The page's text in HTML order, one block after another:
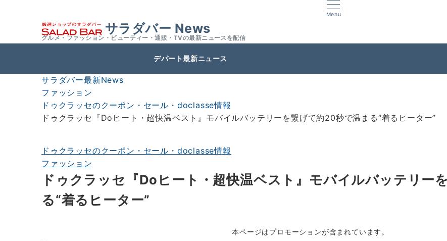
Menu
サラダバー News
グルメ・ファッション・ビューティー・通販・TVの最新ニュースを配信
デパート最新ニュース
サラダバー最新News
ファッション
ドゥクラッセのクーポン・セール・doclasse情報
ドゥクラッセ『Doヒート・超快温ベスト』モバイルバッテリーを繋げて約20秒で温まる“着るヒーター”
ドゥクラッセのクーポン・セール・doclasse情報
ファッション
ドゥクラッセ『Doヒート・超快温ベスト』モバイルバッテリー
る“着るヒーター”
本ページはプロモーションが含まれています。